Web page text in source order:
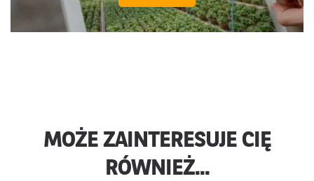
MOŻE ZAINTERESUJE CIĘ
RÓWNIEŻ...